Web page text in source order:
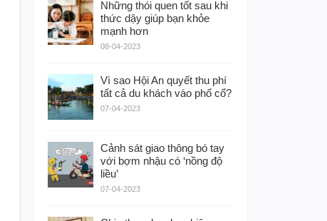
Những thói quen tốt sau khi
thức dậy giúp bạn khỏe
mạnh hơn
08-04-2023
Vì sao Hội An quyết thu phí
tất cả du khách vào phố cổ?
07-04-2023
Cảnh sát giao thông bó tay
với bợm nhậu có ‘nồng độ
liều’
07-04-2023